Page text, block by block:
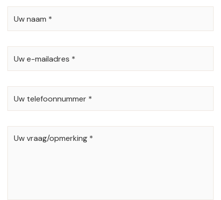
NAAM
E-
TELEFOONNUMMER
UW
VRAAG/OPMERKING